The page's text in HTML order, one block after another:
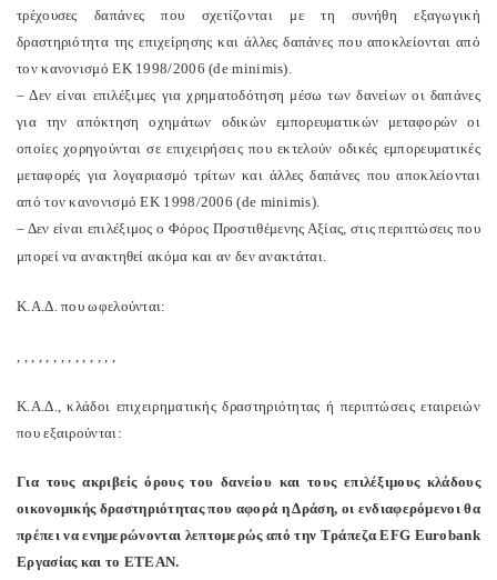
τρέχουσες δαπάνες που σχετίζονται με τη συνήθη εξαγωγική
δραστηριότητα της επιχείρησης και άλλες δαπάνες που αποκλείονται από
τον κανονισμό ΕΚ 1998/2006 (de minimis).
– Δεν είναι επιλέξιμες για χρηματοδότηση μέσω των δανείων οι δαπάνες
για την απόκτηση οχημάτων οδικών εμπορευματικών μεταφορών οι
οποίες χορηγούνται σε επιχειρήσεις που εκτελούν οδικές εμπορευματικές
μεταφορές για λογαριασμό τρίτων και άλλες δαπάνες που αποκλείονται
από τον κανονισμό ΕΚ 1998/2006 (de minimis).
– Δεν είναι επιλέξιμος ο Φόρος Προστιθέμενης Αξίας, στις περιπτώσεις που
μπορεί να ανακτηθεί ακόμα και αν δεν ανακτάται.
Κ.Α.Δ. που ωφελούνται:
, ,, ,,, ,, ,,, ,, ,
Κ.Α.Δ., κλάδοι επιχειρηματικής δραστηριότητας ή περιπτώσεις εταιρειών
που εξαιρούνται:
Για τους ακριβείς όρους του δανείου και τους επιλέξιμους κλάδους
οικονομικής δραστηριότητας που αφορά η Δράση, οι ενδιαφερόμενοι θα
πρέπει να ενημερώνονται λεπτομερώς από την Τράπεζα EFG Eurobank
Εργασίας και το ΕΤΕΑΝ.